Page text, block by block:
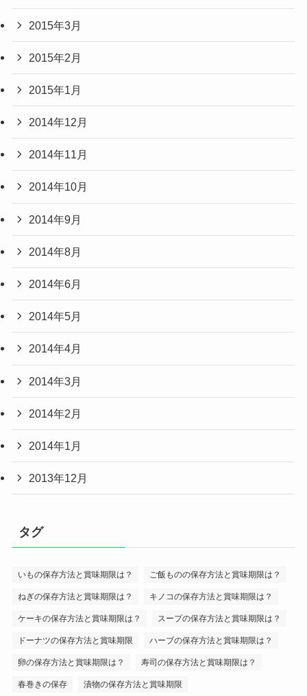
2015年3月
2015年2月
2015年1月
2014年12月
2014年11月
2014年10月
2014年9月
2014年8月
2014年6月
2014年5月
2014年4月
2014年3月
2014年2月
2014年1月
2013年12月
タグ
いもの保存方法と賞味期限は？ ご飯ものの保存方法と賞味期限は？
ねぎの保存方法と賞味期限は？ キノコの保存方法と賞味期限は？
ケーキの保存方法と賞味期限は？ スープの保存方法と賞味期限は？
ドーナツの保存方法と賞味期限 ハーブの保存方法と賞味期限は？
卵の保存方法と賞味期限は？ 寿司の保存方法と賞味期限は？
春巻きの保存 漬物の保存方法と賞味期限